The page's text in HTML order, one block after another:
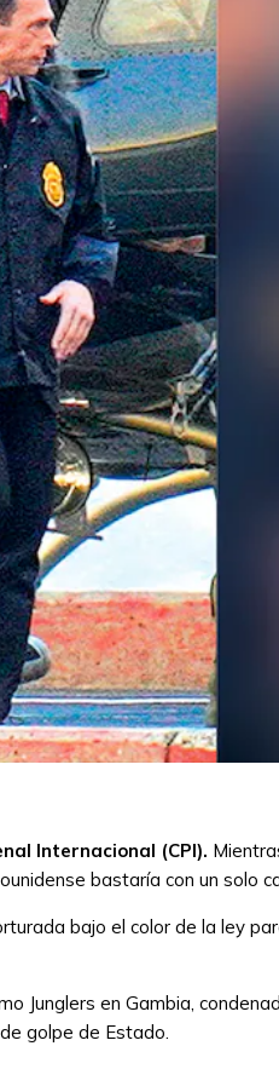
Internacional (CPI).
bastaría con un solo
bajo el color de la ley
Junglers en Gambia,
golpe de Estado.